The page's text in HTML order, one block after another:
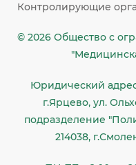
Контролирующие
© 2026 Общество c
Юридический
г.Ярцево, ул.
подразделение
214038,